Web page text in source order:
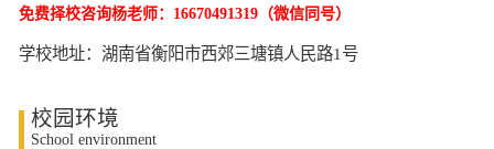
免费择校咨询杨老师：16670491319（微信同号）
学校地址：湖南省衡阳市西郊三塘镇人民路1号
校园环境
School environment